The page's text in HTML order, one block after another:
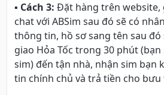
▪ Cách 3: Đặt hàng trên website,
chat với ABSim sau đó sẽ có
thông tin, hồ sơ sang tên sau đó
giao Hỏa Tốc trong 30 phút
sim) đến tận nhà, nhận sim bạn
tin chính chủ và trả tiền cho bưu